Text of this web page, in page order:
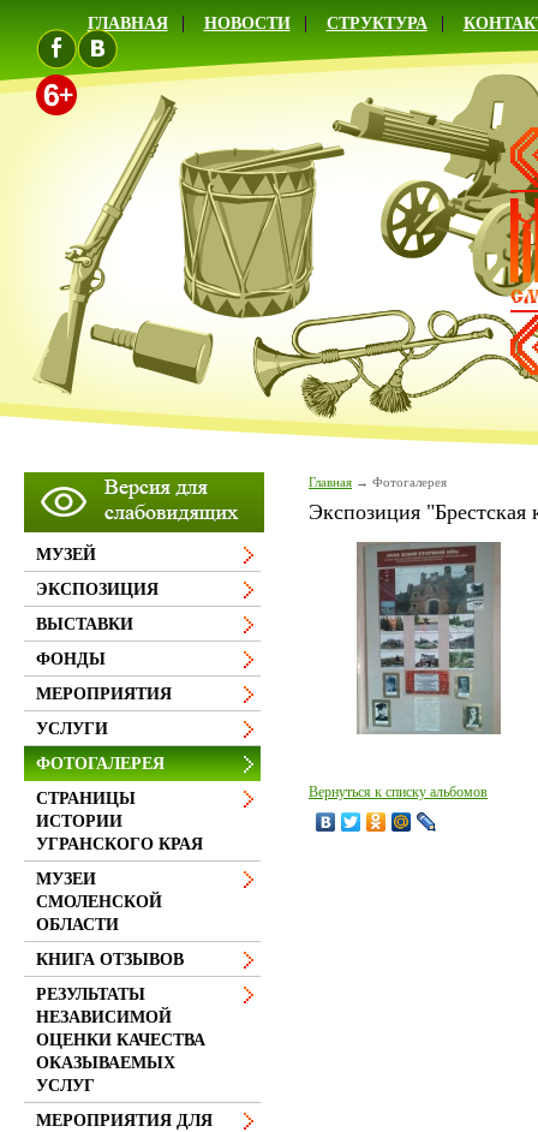
ГЛАВНАЯ НОВОСТИ СТРУКТУРА
Главная Фотогалерея
Экспозиция "Брестская
Вернуться к списку альбомов
МУЗЕЙ
ЭКСПОЗИЦИЯ
ВЫСТАВКИ
ФОНДЫ
МЕРОПРИЯТИЯ
УСЛУГИ
ФОТОГАЛЕРЕЯ
СТРАНИЦЫ
ИСТОРИИ
УГРАНСКОГО КРАЯ
МУЗЕИ
СМОЛЕНСКОЙ
ОБЛАСТИ
КНИГА ОТЗЫВОВ
РЕЗУЛЬТАТЫ
НЕЗАВИСИМОЙ
ОЦЕНКИ КАЧЕСТВА
ОКАЗЫВАЕМЫХ
УСЛУГ
МЕРОПРИЯТИЯ ДЛЯ